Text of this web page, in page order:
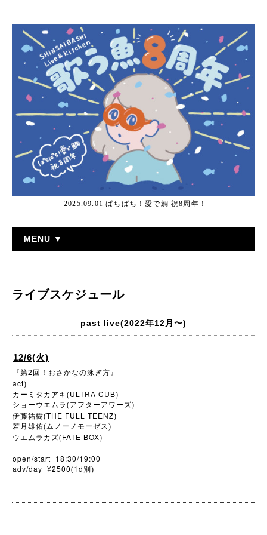
2025.09.01 ぱちぱち！愛で鯛 祝8周年！
MENU ▼
ライブスケジュール
past live(2022年12月〜)
12/6(火)
『第2 回！おさかなの泳ぎ方』
act)
カーミタカアキ(ULTRA CUB)
ショーウエムラ(アフターアワーズ)
伊藤祐樹(THE FULL TEENZ)
若月雄佑(ムノーノモーゼス)
ウエムラカズ(FATE BOX)
open/start 18:30/19:00
adv/day ¥2500(1d 別)